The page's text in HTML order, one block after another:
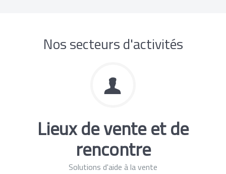
Nos secteurs d'activités
Lieux de vente et de
rencontre
Solutions d'aide à la vente